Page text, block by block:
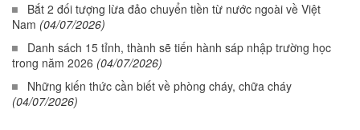
Bắt 2 đối tượng lừa đảo chuyển tiền từ nước ngoài về Việt
Nam (04/07/2026)
Danh sách 15 tỉnh, thành sẽ tiến hành sáp nhập trường học
trong năm 2026 (04/07/2026)
Những kiến thức cần biết về phòng cháy, chữa cháy
(04/07/2026)